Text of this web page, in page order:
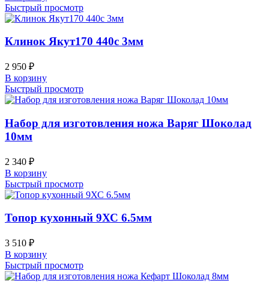
Быстрый просмотр
Клинок Якут170 440c 3мм
2 950 ₽
В корзину
Быстрый просмотр
Набор для изготовления ножа Варяг Шоколад
10мм
2 340 ₽
В корзину
Быстрый просмотр
Топор кухонный 9ХС 6.5мм
3 510 ₽
В корзину
Быстрый просмотр